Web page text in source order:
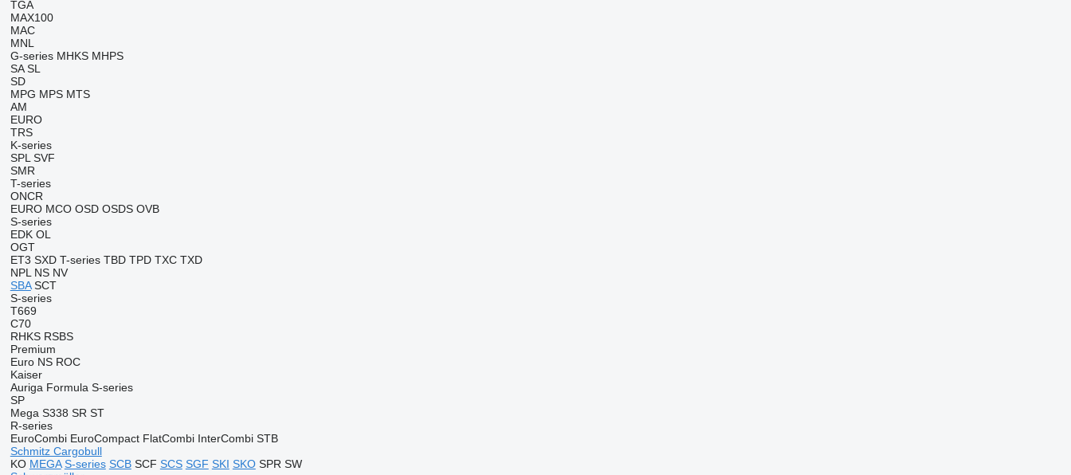
TGA
MAX100
MAC
MNL
G-series MHKS MHPS
SA SL
SD
MPG MPS MTS
AM
EURO
TRS
K-series
SPL SVF
SMR
T-series
ONCR
EURO MCO OSD OSDS OVB
S-series
EDK OL
OGT
ET3 SXD T-series TBD TPD TXC TXD
NPL NS NV
SBA SCT
S-series
T669
C70
RHKS RSBS
Premium
Euro NS ROC
Kaiser
Auriga Formula S-series
SP
Mega S338 SR ST
R-series
EuroCombi EuroCompact FlatCombi InterCombi STB
Schmitz Cargobull
KO MEGA S-series SCB SCF SCS SGF SKI SKO SPR SW